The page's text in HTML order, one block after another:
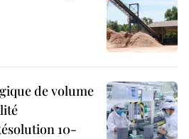
de volume
10-